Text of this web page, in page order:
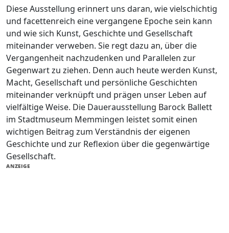
Diese Ausstellung erinnert uns daran, wie vielschichtig
und facettenreich eine vergangene Epoche sein kann
und wie sich Kunst, Geschichte und Gesellschaft
miteinander verweben. Sie regt dazu an, über die
Vergangenheit nachzudenken und Parallelen zur
Gegenwart zu ziehen. Denn auch heute werden Kunst,
Macht, Gesellschaft und persönliche Geschichten
miteinander verknüpft und prägen unser Leben auf
vielfältige Weise. Die Dauerausstellung Barock Ballett
im Stadtmuseum Memmingen leistet somit einen
wichtigen Beitrag zum Verständnis der eigenen
Geschichte und zur Reflexion über die gegenwärtige
Gesellschaft.
ANZEIGE